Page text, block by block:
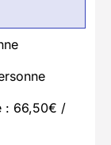
: 66,50€ /